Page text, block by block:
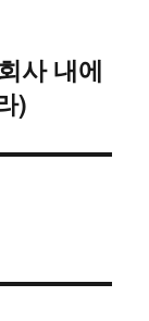
사 내에
)